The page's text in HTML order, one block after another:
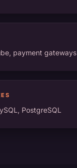
payment gateways
PostgreSQL